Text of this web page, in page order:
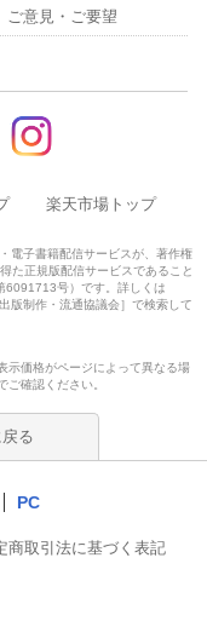
ご意見・ご要望
楽天市場トップ
電子書籍配信サービスが、著作権
た正規版配信サービスであること
6091713号）です。詳しくは
版制作・流通協議会］で検索して
示価格がページによって異なる場
確認ください。
る
PC
商取引法に基づく表記